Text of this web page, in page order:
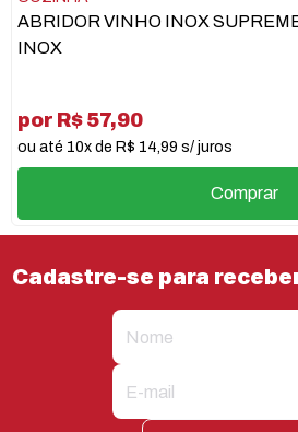
ABRIDOR VINHO INOX
INOX
por R$ 57,90
ou até 10x de R$ 14,99 s/ juros
Comprar
Cadastre-se para